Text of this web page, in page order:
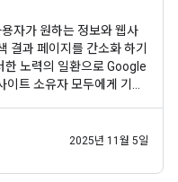
자가 원하는 정보와 웹사
결과 페이지를 간소화 하기
한 노력의 일환으로 Google
트 소유자 모두에게 기존
2025년 11월 5일